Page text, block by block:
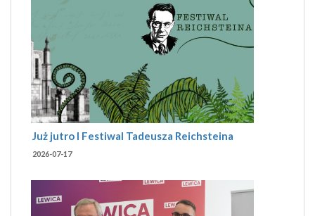
Już jutro I Festiwal Tadeusza Reichsteina
2026-07-17